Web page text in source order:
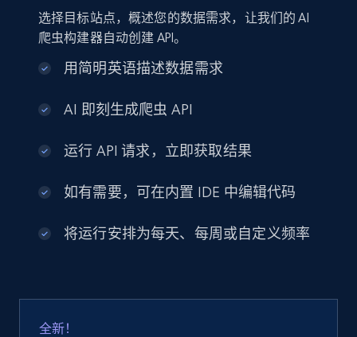
选择目标站点，概述您的数据需求，让我们的 AI
爬虫构建器自动创建 API。
用简明英语描述数据需求
AI 即刻生成爬虫 API
运行 API 请求，立即获取结果
如有需要，可在内置 IDE 中编辑代码
将运行安排为每天、每周或自定义频率
全新！